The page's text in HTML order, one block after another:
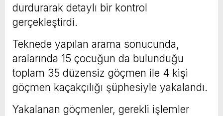
durdurarak detaylı bir kontrol
gerçekleştirdi.
Teknede yapılan arama sonucunda,
aralarında 15 çocuğun da bulunduğu
toplam 35 düzensiz göçmen ile 4 kişi
göçmen kaçakçılığı şüphesiyle yakalandı.
Yakalanan göçmenler, gerekli işlemler